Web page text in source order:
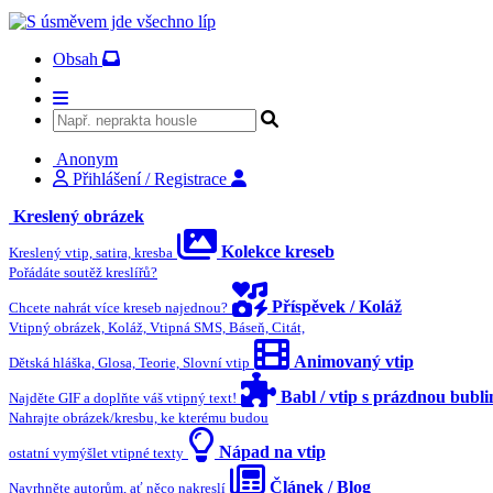
Obsah
Anonym
Přihlášení / Registrace
Kreslený obrázek
Kreslený vtip, satira, kresba Kolekce kreseb
Pořádáte soutěž kreslířů?
Chcete nahrát více kreseb najednou? Příspěvek / Koláž
Vtipný obrázek, Koláž, Vtipná SMS, Báseň, Citát,
Dětská hláška, Glosa, Teorie, Slovní vtip Animovaný vtip
Najděte GIF a doplňte váš vtipný text! Babl / vtip s prázdnou
Nahrajte obrázek/kresbu, ke kterému budou
ostatní vymýšlet vtipné texty Nápad na vtip
Navrhněte autorům, ať něco nakreslí Článek / Blog